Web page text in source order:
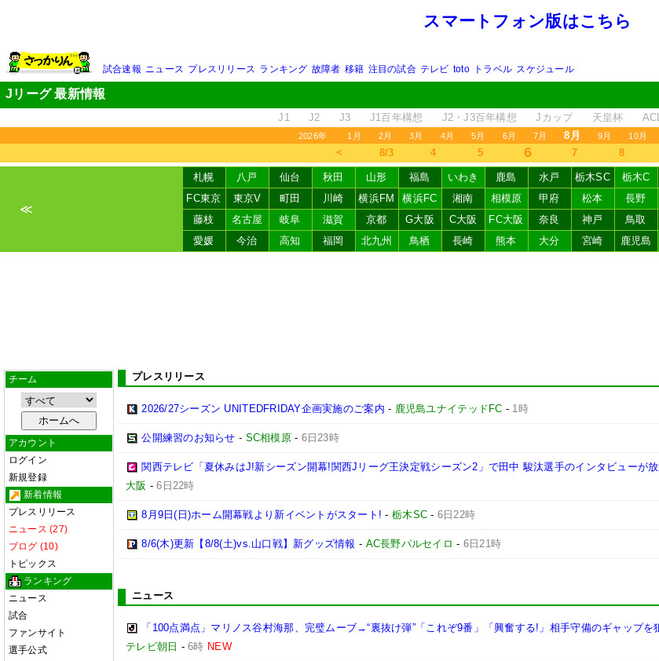
スマートフォン版はこちら
試合速報 ニュース プレスリリース ランキング 故障者 移籍 注目の試合 テレビ toto トラベル スケジュール
Jリーグ 最新情報
J1 J2 J3 J1百年構想 J2・J3百年構想 Jカップ 天皇杯
2026年 1月 2月 3月 4月 5月 6月 7月 8月 9月 10月
＜ 8/3 4 5 6 7 8
≪
札幌 八戸 仙台 秋田 山形 福島 いわき 鹿島 水戸 栃木SC 栃木C
FC東京
東京V 町田 川崎 横浜FM 横浜FC 湘南 相模原 甲府 松本 長野
藤枝
名古屋 岐阜 滋賀 京都 G大阪 C大阪 FC大阪 奈良 神戸 鳥取
愛媛
今治 高知 福岡 北九州 鳥栖 長崎 熊本 大分 宮崎 鹿児島
チーム
アカウント
ログイン
新規登録
新着情報
プレスリリース
ニュース (27)
ブログ (10)
トピックス
ランキング
ニュース
試合
ファンサイト
選手公式
プレスリリース
2026/27シーズン UNITEDFRIDAY企画実施のご案内 - 鹿児島ユナイテッドFC - 1時
公開練習のお知らせ - SC相模原- 6日23時
関西テレビ「夏休みはJ!新シーズン開幕!関西Jリーグ王決定戦シーズン2」で田中 駿汰選手のインタビューが
大阪 -6日22時
8月9日(日)ホーム開幕戦より新イベントがスタート! -栃木SC - 6日22時
8/6(木)更新【8/8(土)vs.山口戦】新グッズ情報 - AC長野パルセイロ - 6日21時
ニュース
「100点満点」マリノス谷村海那、完璧ムーブ→“裏抜け弾”「これぞ9番」「興奮する!」相手守備のギャップを
テレビ朝日 -6時 NEW